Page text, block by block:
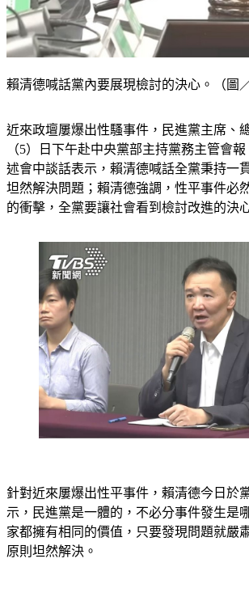
（5）日下午赴中央黨部主持黨務主管會
述會中談話表示，賴清德喊話全黨秉持一
坦然解決問題；賴清德強調，性平事件必
的衝擊，全黨要讓社會看到檢討改進的決
示，民進黨是一體的，不必分事件發生是
家都擁有相同的價值，只要發現問題就嚴
原則坦然解決。